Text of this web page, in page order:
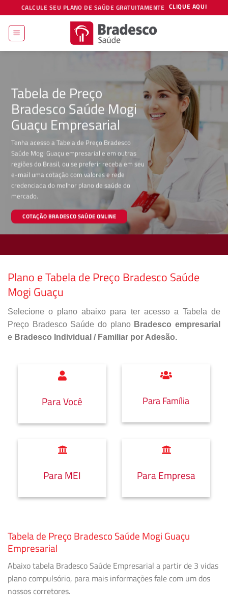
to
content
CALCULE SEU PLANO DE SAÚDE GRATUITAMENTE CLIQUE AQUI
Tabela de Preço
Bradesco Saúde Mogi
Guaçu Empresarial
Tenha acesso a Tabela de Preço Bradesco
Saúde Mogi Guaçu empresarial e em outras
regiões do Brasil, ou se preferir receba em seu
e-mail uma cotação com valores e rede
credenciada do melhor plano de saúde do
mercado.
COTAÇÃO BRADESCO SAÚDE ONLINE
Plano e Tabela de Preço Bradesco Saúde
Mogi Guaçu
Selecione o plano abaixo para ter acesso a Tabela de
Preço Bradesco Saúde do plano Bradesco empresarial
e Bradesco Individual / Familiar por Adesão.
Para Você Para Família
Para MEI Para Empresa
Tabela de Preço Bradesco Saúde Mogi Guaçu
Empresarial
Abaixo tabela Bradesco Saúde Empresarial a partir de 3 vidas
plano compulsório, para mais informações fale com um dos
nossos corretores.